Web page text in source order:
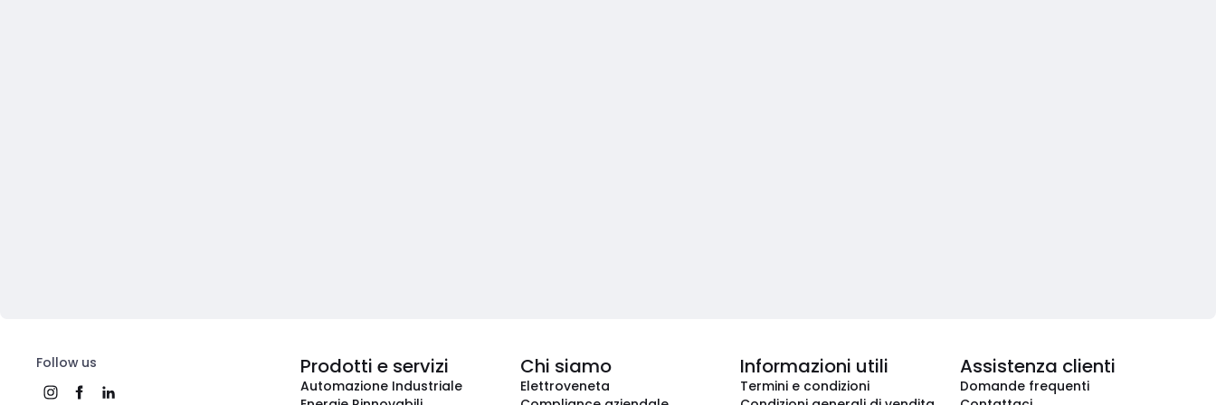
Follow us Prodotti e servizi
Automazione Industriale
Chi siamo
Elettroveneta
Informazioni utili
Termini e condizioni
Assistenza clienti
Domande frequenti